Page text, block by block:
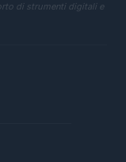
di strumenti digitali e